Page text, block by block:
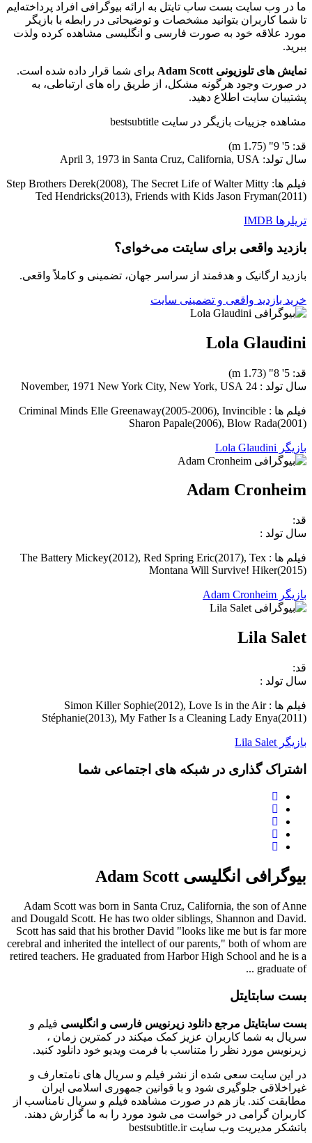
ما در وب سایت بست ساب تایتل به ارائه بیوگرافی افراد پرداخته‌ایم
تا شما کاربران بتوانید مشخصات و توضیحاتی در رابطه با بازیگر
مورد علاقه خود به صورت فارسی و انگلیسی مشاهده کرده ولذت
ببرید.
نمایش های تلوزیونی Adam Scott
برای شما قرار داده شده است.
در صورت وجود هرگونه مشکل، از طریق راه های ارتباطی، به
پشتیبان سایت اطلاع دهید.
مشاهده جزییات بازیگر در سایت bestsubtitle
قد: 5' 9" (1.75 m)
سال تولد: April 3, 1973 in Santa Cruz, California, USA
فیلم ها: Step Brothers Derek(2008), The Secret Life of Walter Mitty
Ted Hendricks(2013), Friends with Kids Jason Fryman(2011)
تریلرها IMDB
بازدید واقعی برای سایتت می‌خوای؟
بازدید ارگانیک و هدفمند از سراسر جهان، تضمینی و کاملاً واقعی.
خرید بازدید واقعی و تضمینی سایت
Lola Glaudini
قد: 5' 8" (1.73 m)
سال تولد : 24 November, 1971 New York City, New York, USA
فیلم ها : Criminal Minds Elle Greenaway(2005-2006), Invincible
Sharon Papale(2006), Blow Rada(2001)
بازیگر Lola Glaudini
Adam Cronheim
قد:
سال تولد :
فیلم ها : The Battery Mickey(2012), Red Spring Eric(2017), Tex
Montana Will Survive! Hiker(2015)
بازیگر Adam Cronheim
Lila Salet
قد:
سال تولد :
فیلم ها : Simon Killer Sophie(2012), Love Is in the Air
Stéphanie(2013), My Father Is a Cleaning Lady Enya(2011)
بازیگر Lila Salet
اشتراک گذاری در شبکه های اجتماعی شما
بیوگرافی انگلیسی Adam Scott
Adam Scott was born in Santa Cruz, California, the son of Anne
and Dougald Scott. He has two older siblings, Shannon and David.
Scott has said that his brother David "looks like me but is far more
cerebral and inherited the intellect of our parents," both of whom are
retired teachers. He graduated from Harbor High School and he is a
graduate of ...
بست سابتایتل
بست سابتایتل مرجع دانلود زیرنویس فارسی و انگلیسی فیلم و
سریال به شما کاربران عزیز کمک میکند در کمترین زمان ،
زیرنویس مورد نظر را متناسب با فرمت ویدیو خود دانلود کنید.
در این سایت سعی شده از نشر فیلم و سریال های نامتعارف و
غیراخلاقی جلوگیری شود و با قوانین جمهوری اسلامی ایران
مطابقت کند. باز هم در صورت مشاهده فیلم و سریال نامناسب از
کاربران گرامی در خواست می شود مورد را به ما گزارش دهند.
باتشکر مدیریت وب سایت bestsubtitle.ir